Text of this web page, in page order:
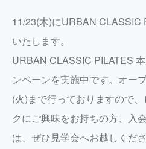
11/23(木)にURBAN CLASSIC
いたします。
URBAN CLASSIC PILATES
ンペーンを実施中です。オー
(火)まで行っておりますので
クにご興味をお持ちの方、入
は、ぜひ見学会へお越しくだ